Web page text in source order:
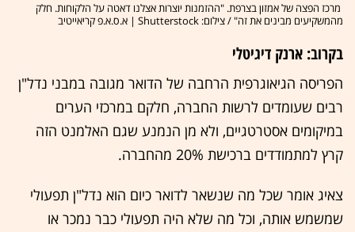
מרכז הפצה של אמזון בצרפת. "ההזמנות יוצרות אצלנו דאטה על הלקוחות. חלק
מהמשקיעים מבינים את זה" / צילום: Shutterstock | א.ס.א.פ קריאייטיב
בקרוב: ארנק דיגיטלי
הפריסה הגיאוגרפית הרחבה של הדואר מגובה במבני נדל"ן
רבים שעומדים לרשות החברה, חלקם במרכזי הערים
במיקומים אסטרטגיים, ולא מן הנמנע שגם האלמנט הזה
קרץ למתמודדים ברכישת 20% מהחברה.
צאיג אומר שכל מה שנשאר לדואר כיום הוא נדל"ן תפעולי
שמשמש אותה, וכל מה שלא היה תפעולי כבר נמכר או